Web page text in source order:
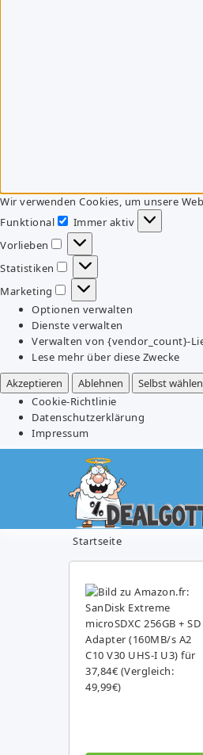
Wir verwenden Cookies, um unsere
Funktional
Funktional
Immer aktiv
Vorlieben
Vorlieben
Statistiken
Statistiken
Marketing
Marketing
Optionen verwalten
Dienste verwalten
Verwalten von {vendor_count}-
Lese mehr über diese Zwecke
Akzeptieren
Ablehnen Selbst wählen
Cookie-Richtlinie
Datenschutzerklärung
Impressum
Startseite